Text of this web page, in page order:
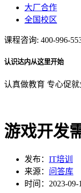
大厂合作
全国校区
课程咨询: 400-996-
认识达内从这里开始
认真做教育 专心促就
游戏开发
发布： IT培训
来源： 问答库
时间：2023-09-